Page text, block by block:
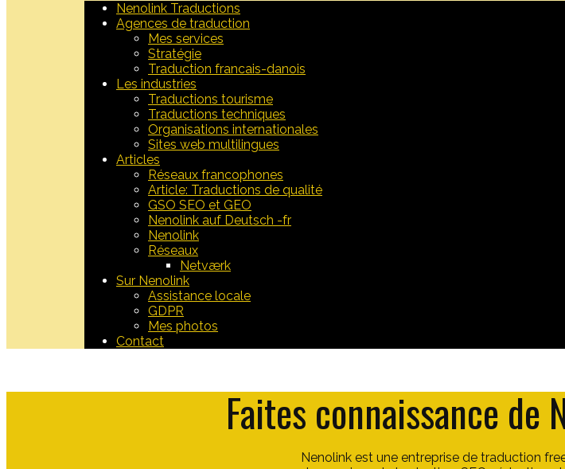
Nenolink Traductions
Agences de traduction
Mes services
Stratégie
Traduction francais-danois
Les industries
Traductions tourisme
Traductions techniques
Organisations internationales
Sites web multilingues
Articles
Réseaux francophones
Article: Traductions de qualité
GSO SEO et GEO
Nenolink auf Deutsch -fr
Nenolink
Réseaux
Netværk
Sur Nenolink
Assistance locale
GDPR
Mes photos
Contact
Faites connaissance
​Nenolink est une entreprise de traduction